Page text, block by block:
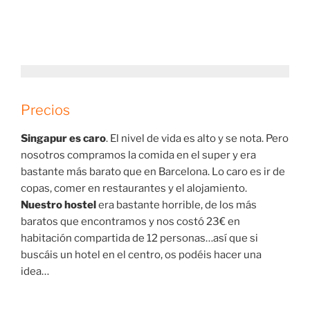
Precios
Singapur es caro. El nivel de vida es alto y se nota. Pero
nosotros compramos la comida en el super y era
bastante más barato que en Barcelona. Lo caro es ir de
copas, comer en restaurantes y el alojamiento.
Nuestro hostelera bastante horrible, de los más
baratos que encontramos y nos costó 23€ en
habitación compartida de 12 personas…así que si
buscáis un hotel en el centro, os podéis hacer una
idea…